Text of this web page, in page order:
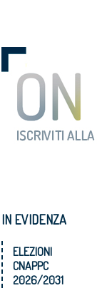
IN EVIDENZA
ELEZIONI
CNAPPC
2026/2031